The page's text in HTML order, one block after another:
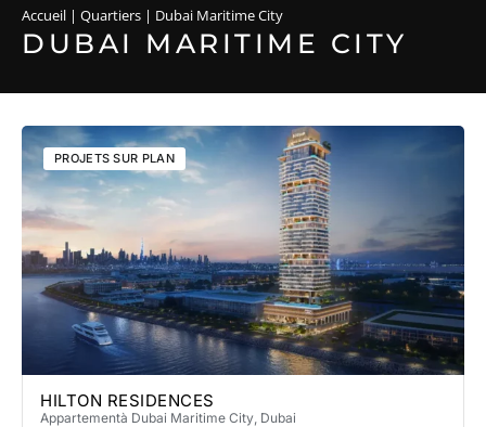
Accueil | Quartiers | Dubai Maritime City
DUBAI MARITIME CITY
PROJETS SUR PLAN
HILTON RESIDENCES
Appartementà Dubai Maritime City , Dubai